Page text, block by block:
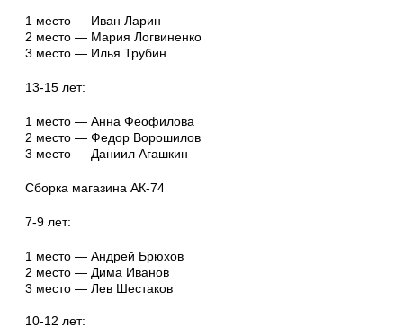
1 место — Иван Ларин
2 место — Мария Логвиненко
3 место — Илья Трубин
13-15 лет:
1 место — Анна Феофилова
2 место — Федор Ворошилов
3 место — Даниил Агашкин
Сборка магазина АК-74
7-9 лет:
1 место — Андрей Брюхов
2 место — Дима Иванов
3 место — Лев Шестаков
10-12 лет: